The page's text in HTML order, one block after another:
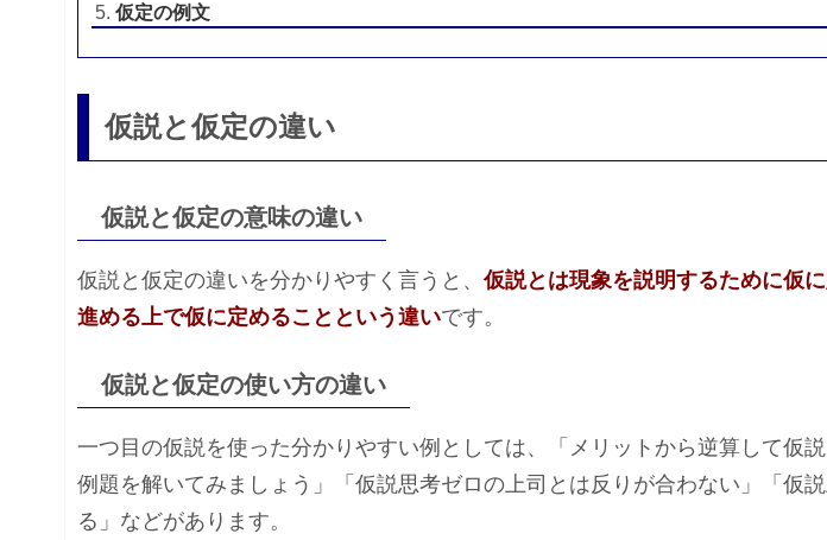
仮定の例文
仮説と仮定の違い
仮説と仮定の意味の違い
仮説と仮定の違いを分かりやすく言うと、仮説とは現象を説明するために仮
進める上で仮に定めることという違いです。
仮説と仮定の使い方の違い
一つ目の仮説を使った分かりやすい例としては、「メリットから逆算して仮
例題を解いてみましょう」「仮説思考ゼロの上司とは反りが合わない」「仮
る」などがあります。